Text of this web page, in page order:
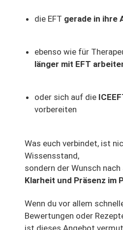
die EFT gerade in ihre
ebenso wie für
länger mit EFT
oder sich auf die
vorbereiten
Was euch verbindet, ist
Wissensstand,
sondern der Wunsch nach
Klarheit und Präsenz im
Wenn du vor allem
Bewertungen oder